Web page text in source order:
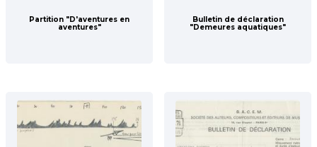
Partition "D'aventures en
aventures"
Bulletin de déclaration
"Demeures aquatiques"